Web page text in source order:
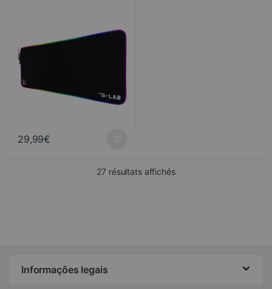
29,99€
27 résultats affichésTrié du plus récent au
Informações legais